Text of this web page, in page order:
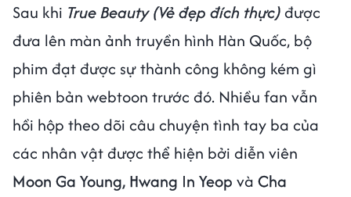
Sau khi True Beauty (Vẻ đẹp đích thực)được
đưa lên màn ảnh truyền hình Hàn Quốc, bộ
phim đạt được sự thành công không kém gì
phiên bản webtoon trước đó. Nhiều fan vẫn
hồi hộp theo dõi câu chuyện tình tay ba của
các nhân vật được thể hiện bởi diễn viên
Moon Ga Young, Hwang In Yeop và Cha